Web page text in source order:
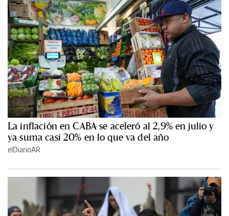
La inflación en CABA se aceleró al 2,9% en julio y
ya suma casi 20% en lo que va del año
elDiarioAR